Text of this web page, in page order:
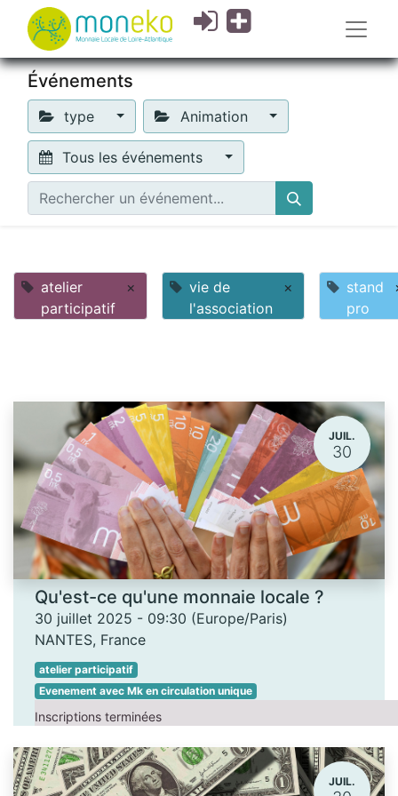
Événements
type Animation
Tous les événements
atelier
participatif
×
vie de
l'association
×
stand
pro
JUIL.
30
Qu'est-ce qu'une monnaie locale ?
30 juillet 2025 - 09:30 (Europe/Paris)
NANTES, France
atelier participatif
Evenement avec Mk en circulation unique
Inscriptions terminées
JUIL.